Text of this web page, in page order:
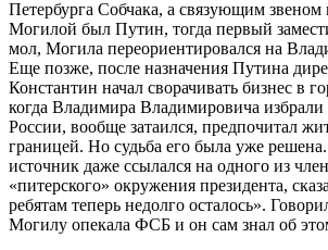
Петербурга Собчака, а связующим
Могилой был Путин, тогда первый
мол, Могила переориентировался на
Еще позже, после назначения Путина
Константин начал сворачивать бизнес в
когда Владимира Владимировича избрали
России, вообще затаился, предпочитал
границей. Но судьба его была уже
источник даже ссылался на одного из
«питерского» окружения президента,
ребятам теперь недолго осталось».
Могилу опекала ФСБ и он сам знал об